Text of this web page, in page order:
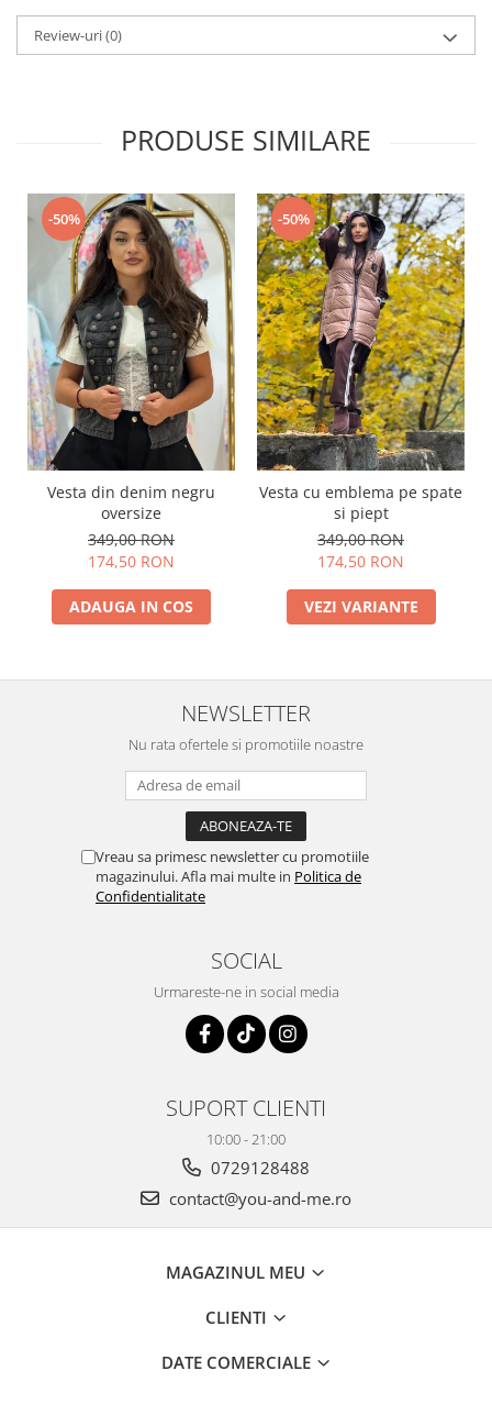
Review-uri(0)
PRODUSE SIMILARE
-50%
Vesta din denim negru
oversize
349,00 RON
174,50 RON
ADAUGA IN COS
-50%
Vesta cu emblema pe spate
si piept
349,00 RON
174,50 RON
VEZI VARIANTE
NEWSLETTER
Nu rata ofertele si promotiile noastre
Vreau sa primesc newsletter cu promotiile
magazinului. Afla mai multe in Politica de
Confidentialitate
SOCIAL
Urmareste-ne in social media
SUPORT CLIENTI
10:00 - 21:00
0729128488
contact@you-and-me.ro
MAGAZINUL MEU
CLIENTI
DATE COMERCIALE